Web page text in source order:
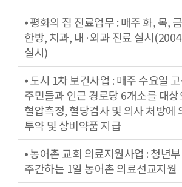
⦁ 평화의 집 진료업무 : 매주 화, 목,
한방, 치과, 내·외과 진료 실시
실시)
⦁ 도시 1차 보건사업 : 매주 수요일
주민들과 인근 경로당 6개소를 대
혈압측정, 혈당검사 및 의사 처방에
투약 및 상비약품 지급
⦁ 농어촌 교회 의료지원사업 : 청년
주간하는 1일 농어촌 의료선교지원